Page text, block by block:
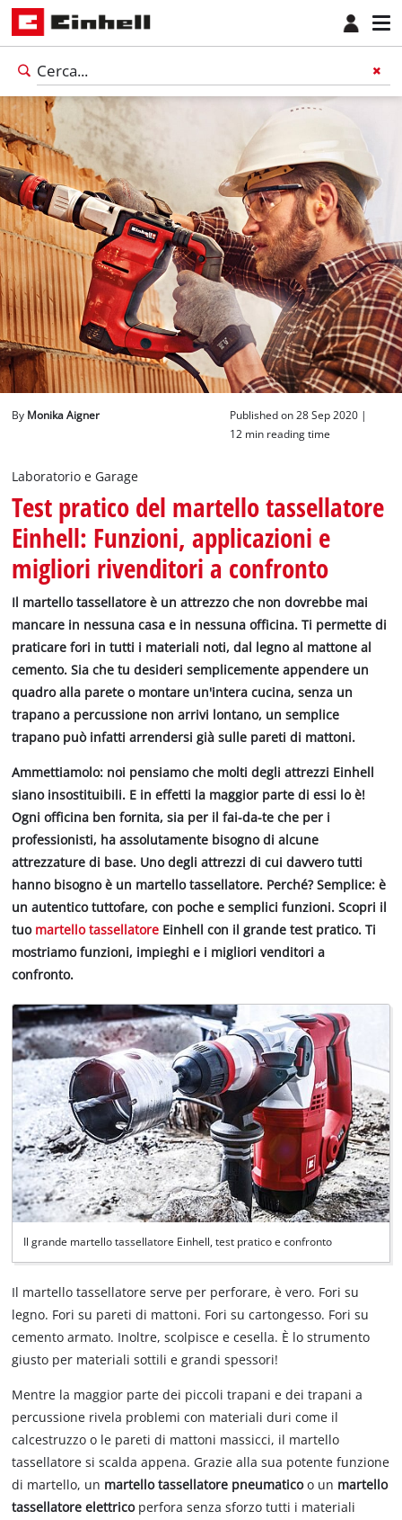
Italiano
ITItaliano
By Monika Aigner
Published on 28 Sep 2020 |
12 min reading time
Laboratorio e Garage
Test pratico del martello tassellatore
Einhell: Funzioni, applicazioni e
migliori rivenditori a confronto
Il martello tassellatore è un attrezzo che non dovrebbe mai
mancare in nessuna casa e in nessuna officina. Ti permette di
praticare fori in tutti i materiali noti, dal legno al mattone al
cemento. Sia che tu desideri semplicemente appendere un
quadro alla parete o montare un'intera cucina, senza un
trapano a percussione non arrivi lontano, un semplice
trapano può infatti arrendersi già sulle pareti di mattoni.
Ammettiamolo: noi pensiamo che molti degli attrezzi Einhell
siano insostituibili. E in effetti la maggior parte di essi lo è!
Ogni officina ben fornita, sia per il fai-da-te che per i
professionisti, ha assolutamente bisogno di alcune
attrezzature di base. Uno degli attrezzi di cui davvero tutti
hanno bisogno è un martello tassellatore. Perché? Semplice: è
un autentico tuttofare, con poche e semplici funzioni. Scopri il
tuo martello tassellatore Einhell con il grande test pratico. Ti
mostriamo funzioni, impieghi e i migliori venditori a
confronto.
Il grande martello tassellatore Einhell, test pratico e confronto
Il martello tassellatore serve per perforare, è vero. Fori su
legno. Fori su pareti di mattoni. Fori su cartongesso. Fori su
cemento armato. Inoltre, scolpisce e cesella. È lo strumento
giusto per materiali sottili e grandi spessori!
Mentre la maggior parte dei piccoli trapani e dei trapani a
percussione rivela problemi con materiali duri come il
calcestruzzo o le pareti di mattoni massicci, il martello
tassellatore si scalda appena. Grazie alla sua potente funzione
di martello, un martello tassellatore pneumaticoo un martello
tassellatore elettricoperfora senza sforzo tutti i materiali